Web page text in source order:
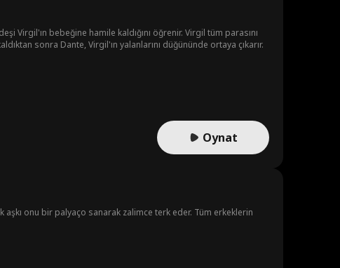
Virgil'ın bebeğine hamile kaldığını öğrenir. Virgil tüm parasını
sonra Dante, Virgil'ın yalanlarını düğününde ortaya çıkarır.
Oynat
aşkı onu bir palyaço sanarak zalimce terk eder. Tüm erkeklerin